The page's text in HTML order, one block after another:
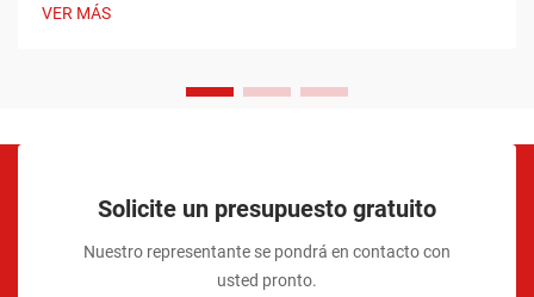
VER MÁS
Solicite un presupuesto gratuito
Nuestro representante se pondrá en contacto con
usted pronto.